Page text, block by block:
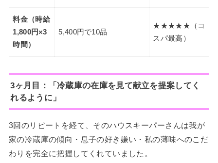
料金（時給
1,800円×3
時間）
5,400円で10品
★★★★★（コ
スパ最高）
3ヶ月目：「冷蔵庫の在庫を見て献立を提案してく
れるように」
3回のリピートを経て、そのハウスキーパーさんは我が
家の冷蔵庫の傾向・息子の好き嫌い・私の薄味へのこだ
わりを完全に把握してくれていました。